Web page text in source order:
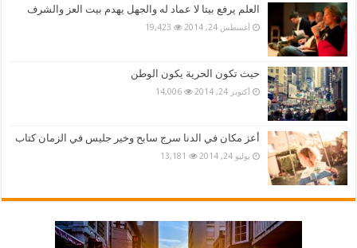
العلم يرفع بيتا لا عماد له والجهل يهدم بيت العز والشرف
أغسطس 24, 2014 19,423
حيث تكون الحرية يكون الوطن
أكتوبر 24, 2014 14,006
أعز مكان في الدنا سرج سابح وخير جليس في الزمان كتاب
يوليو 24, 2014 13,181